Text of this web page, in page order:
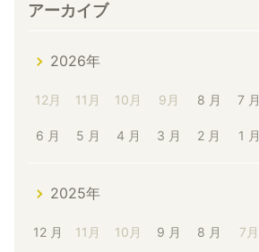
アーカイブ
2026年
12月 11月 10月 9月 8 月 7 月
6 月 5 月 4 月 3 月 2 月 1 月
2025年
12 月 11月 10月 9 月 8 月 7月